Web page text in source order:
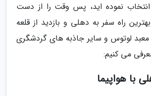
انتخاب نموده اید، پس وقت را از دست
راه سفر به دهلی و بازدید از قلعه
لوتوس و سایر جاذبه های گردشگری
می کنیم:
با هواپیما